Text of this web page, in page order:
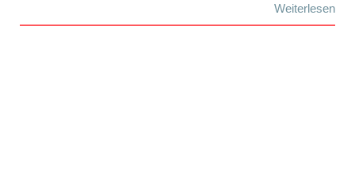
Weiterlesen